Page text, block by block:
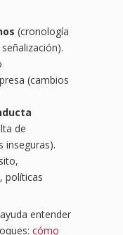
(cronología
(cambios
de
inseguras).
políticas
entender
cómo